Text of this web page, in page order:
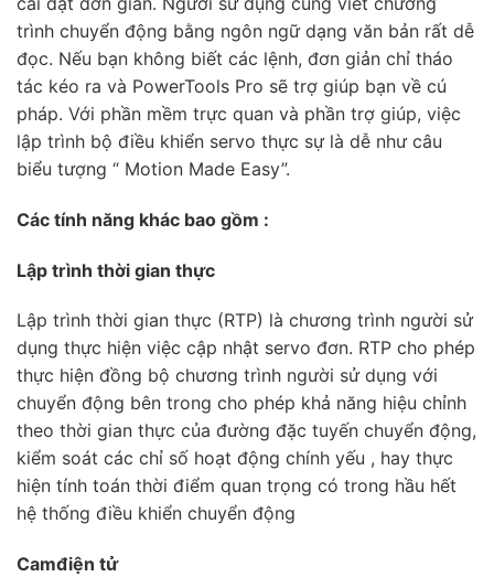
trình chuyển động bằng ngôn ngữ dạng văn bản rất dễ
đọc. Nếu bạn không biết các lệnh, đơn giản chỉ tháo
tác kéo ra và PowerTools Pro sẽ trợ giúp bạn về cú
pháp. Với phần mềm trực quan và phần trợ giúp, việc
lập trình bộ điều khiển servo thực sự là dễ như câu
biểu tượng “ Motion Made Easy”.
Các tính năng khác bao gồm :
Lập trình thời gian thực
Lập trình thời gian thực (RTP) là chương trình người sử
dụng thực hiện việc cập nhật servo đơn. RTP cho phép
thực hiện đồng bộ chương trình người sử dụng với
chuyển động bên trong cho phép khả năng hiệu chỉnh
theo thời gian thực của đường đặc tuyến chuyển động,
kiểm soát các chỉ số hoạt động chính yếu , hay thực
hiện tính toán thời điểm quan trọng có trong hầu hết
hệ thống điều khiển chuyển động
Camđiện tử